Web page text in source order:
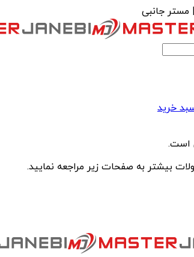
جانبی
خرید
است.
بیشتر به صفحات زیر مراجعه نمایید.